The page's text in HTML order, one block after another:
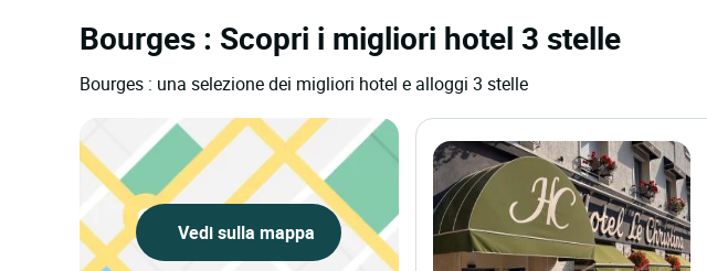
Bourges : Scopri i migliori hotel 3 stelle
Bourges : una selezione dei migliori hotel e alloggi 3 stelle
Vedi sulla mappa